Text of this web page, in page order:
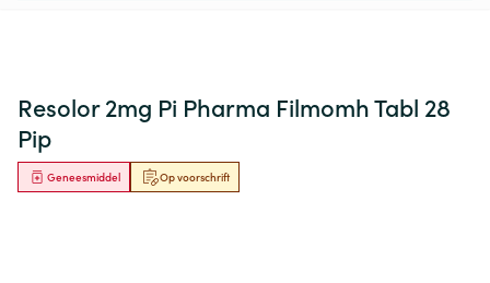
Resolor 2mg Pi Pharma Filmomh Tabl 28
Pip
Op voorschrift
Geneesmiddel